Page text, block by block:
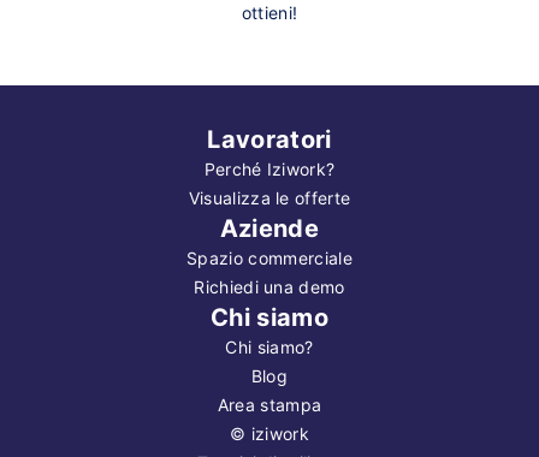
ottieni!
Lavoratori
Perché Iziwork?
Visualizza le offerte
Aziende
Spazio commerciale
Richiedi una demo
Chi siamo
Chi siamo?
Blog
Area stampa
© iziwork